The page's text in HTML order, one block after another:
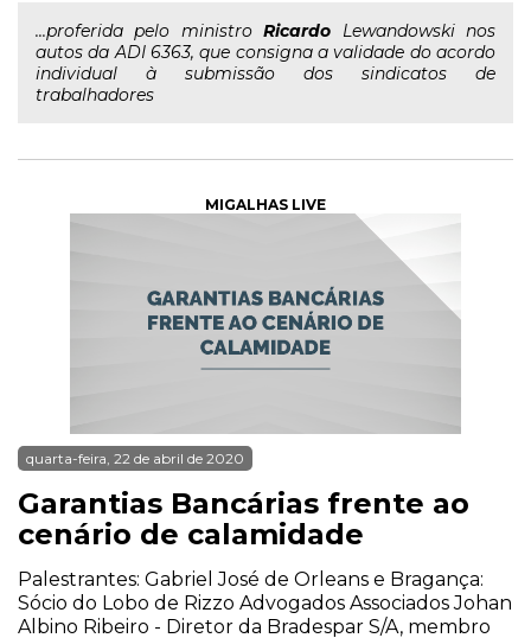
...proferida pelo ministroRicardo Lewandowski nos
autos da ADI 6363, que consigna a validade do acordo
individual à submissão dos sindicatos de
trabalhadores
MIGALHAS LIVE
quarta-feira, 22 de abril de 2020
Garantias Bancárias frente ao
cenário de calamidade
Palestrantes: Gabriel José de Orleans e Bragança:
Sócio do Lobo de Rizzo Advogados Associados Johan
Albino Ribeiro - Diretor da Bradespar S/A, membro